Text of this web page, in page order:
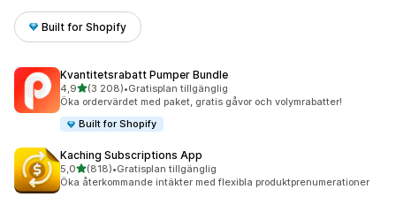
Built for Shopify
Kvantitetsrabatt Pumper Bundle
4,9av 5 stjärnor
(3 208)
3208 recensioner totalt
•Gratisplan tillgänglig
Öka ordervärdet med paket, gratis gåvor och volymrabatter!
Built for Shopify
Kaching Subscriptions App
5,0av 5 stjärnor
(818)
818 recensioner totalt
•Gratisplan tillgänglig
Öka återkommande intäkter med flexibla produktprenumerationer